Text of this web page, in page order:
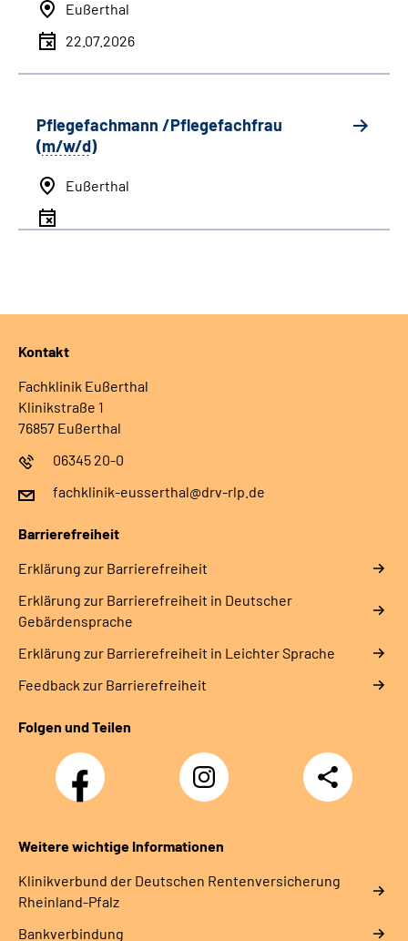
Eußerthal
22.07.2026
Pflegefachmann /Pflegefachfrau
(m/w/d)
Eußerthal
Kontakt
Fachklinik Eußerthal
Klinikstraße 1
76857 Eußerthal
06345 20-0
fachklinik-eusserthal@drv-rlp.de
Barrierefreiheit
Erklärung zur Barrierefreiheit
Erklärung zur Barrierefreiheit in Deutscher
Gebärdensprache
Erklärung zur Barrierefreiheit in Leichter Sprache
Feedback zur Barrierefreiheit
Folgen und Teilen
Facebook
Instagram
DRV
Nachwuchskräfte
Teilen
Weitere wichtige Informationen
Klinikverbund der Deutschen Rentenversicherung
Rheinland-Pfalz
Bankverbindung